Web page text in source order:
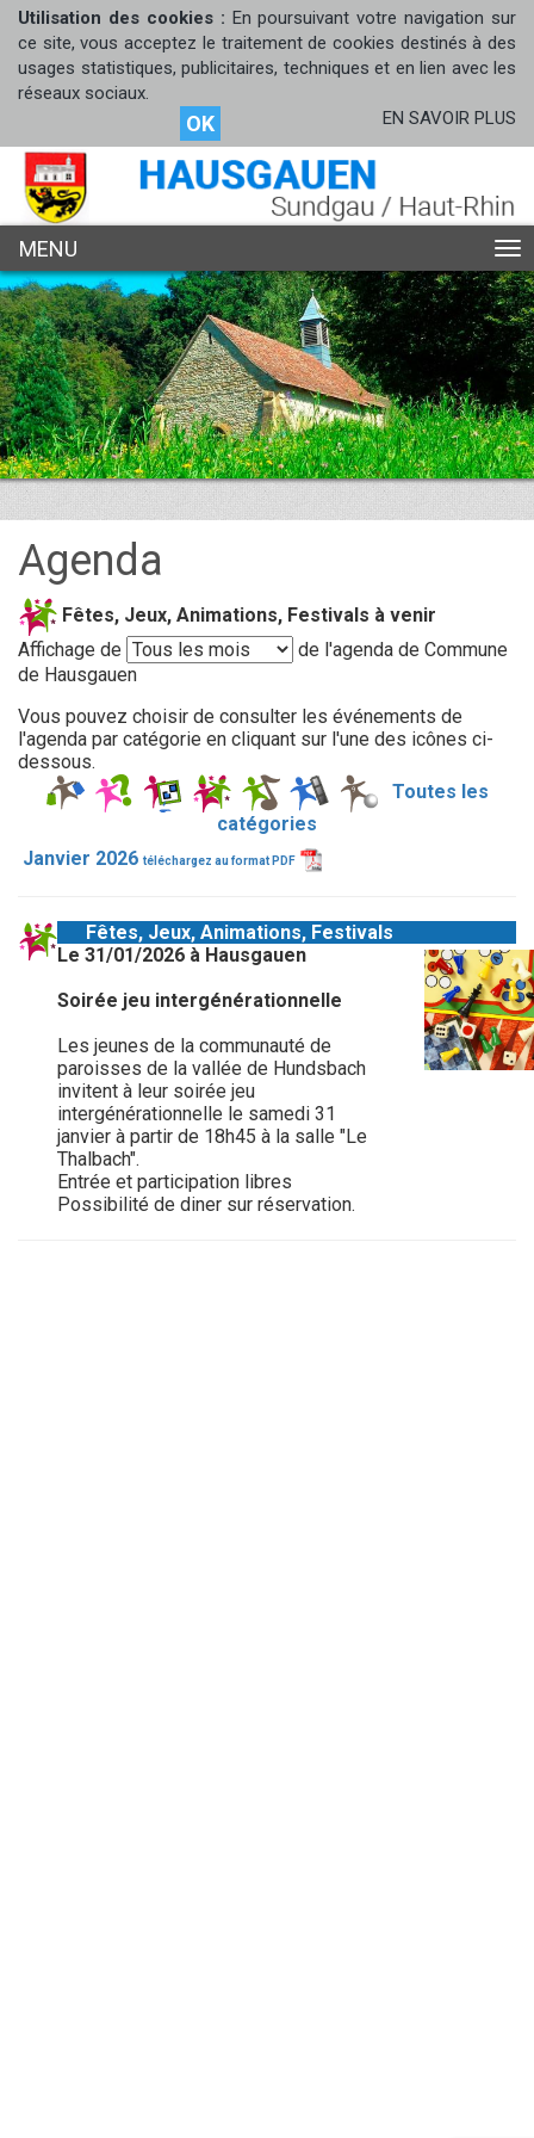
Utilisation des cookies : En poursuivant votre navigation sur
ce site, vous acceptez le traitement de cookies destinés à des
usages statistiques, publicitaires, techniques et en lien avec les
réseaux sociaux.
OK EN SAVOIR PLUS
MENU
Agenda
Fêtes, Jeux, Animations, Festivals à venir
Affichage de
de l'agenda de Commune
de Hausgauen
Vous pouvez choisir de consulter les événements de
l'agenda par catégorie en cliquant sur l'une des icônes ci-
dessous.
Toutes les
catégories
Janvier 2026 téléchargez au format PDF
Fêtes, Jeux, Animations, Festivals
Le 31/01/2026 à Hausgauen
Soirée jeu intergénérationnelle
Les jeunes de la communauté de
paroisses de la vallée de Hundsbach
invitent à leur soirée jeu
intergénérationnelle le samedi 31
janvier à partir de 18h45 à la salle "Le
Thalbach".
Entrée et participation libres
Possibilité de diner sur réservation.